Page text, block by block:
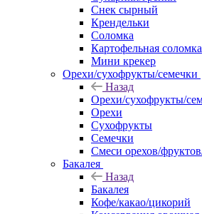
Снек сырный
Крендельки
Соломка
Картофельная соломка
Мини крекер
Орехи/сухофрукты/семечки
Назад
Орехи/сухофрукты/
Орехи
Сухофрукты
Семечки
Смеси орехов/
Бакалея
Назад
Бакалея
Кофе/какао/цикорий